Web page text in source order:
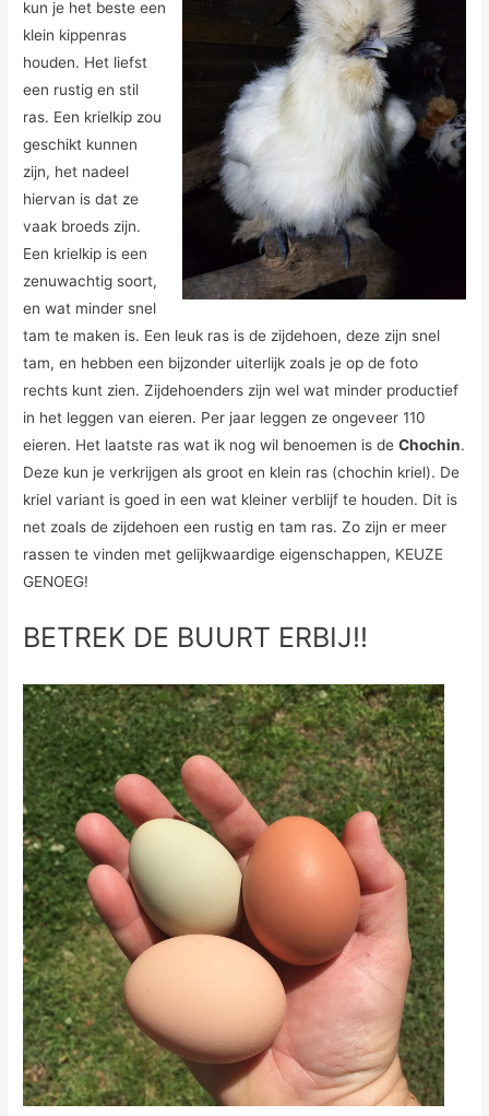
kun je het beste een
klein kippenras
houden. Het liefst
een rustig en stil
ras. Een krielkip zou
geschikt kunnen
zijn, het nadeel
hiervan is dat ze
vaak broeds zijn.
Een krielkip is een
zenuwachtig soort,
en wat minder snel
tam te maken is. Een leuk ras is de zijdehoen, deze zijn snel
tam, en hebben een bijzonder uiterlijk zoals je op de foto
rechts kunt zien. Zijdehoenders zijn wel wat minder productief
in het leggen van eieren. Per jaar leggen ze ongeveer 110
eieren. Het laatste ras wat ik nog wil benoemen is deChochin.
Deze kun je verkrijgen als groot en klein ras (chochin kriel). De
kriel variant is goed in een wat kleiner verblijf te houden. Dit is
net zoals de zijdehoen een rustig en tam ras. Zo zijn er meer
rassen te vinden met gelijkwaardige eigenschappen, KEUZE
GENOEG!
BETREK DE BUURT ERBIJ!!